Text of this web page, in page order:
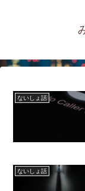
ないしょ話
ないしょ話